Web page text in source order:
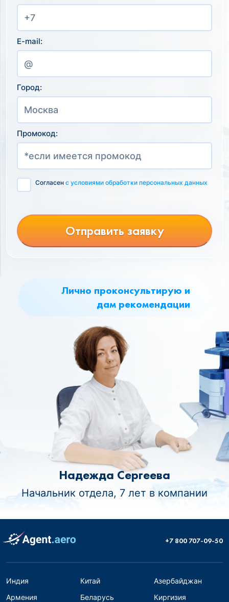
Лично проконсультирую и
дам рекомендации
Надежда Сергеева
Начальник отдела, 7 лет в компании
E-mail:
Город:
Промокод:
Согласен с условиями обработки персональных данных
Отправить заявку
+7 800 707-09-50
Индия Китай
Азербайджан
Армения
Беларусь
Киргизия